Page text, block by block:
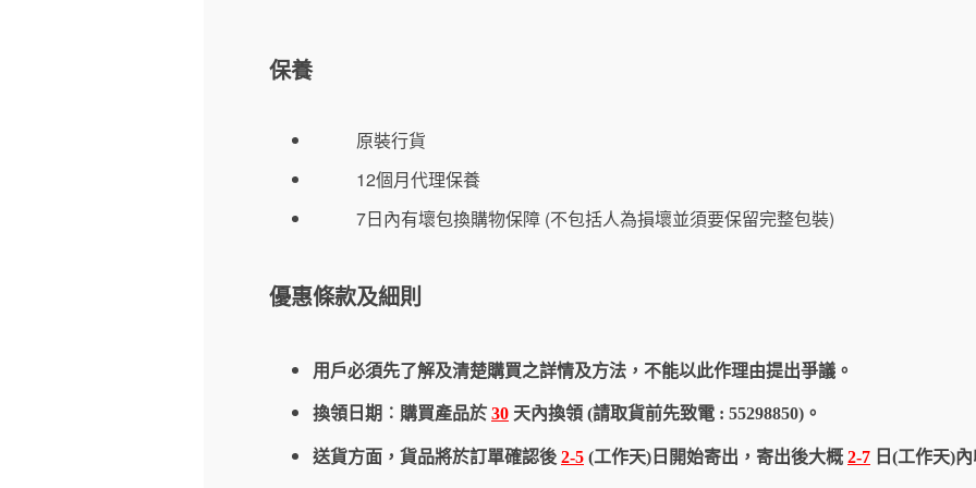
保養
原裝行貨
12個月代理保養
7日內有壞包換購物保障 (不包括人為損壞並須要保留完整包裝)
優惠條款及細則
用戶必須先了解及清楚購買之詳情及方法，不能以此作理由提出爭議。
換領日期︰購買產品於 30 天內換領 (請取貨前先致電 : 55298850)。
送貨方面，貨品將於訂單確認後 2-5 (工作天)日開始寄出，寄出後大概 2-7 日(工作天)